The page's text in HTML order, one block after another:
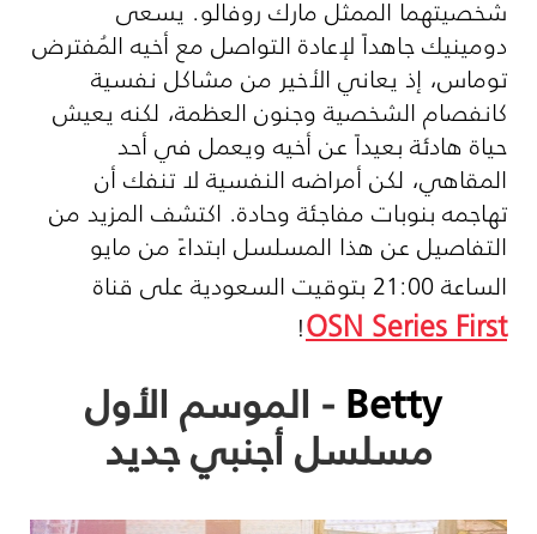
شخصيتهما الممثل مارك روفالو. يسعى
دومينيك جاهداً لإعادة التواصل مع أخيه المُفترض
توماس، إذ يعاني الأخير من مشاكل نفسية
كانفصام الشخصية وجنون العظمة، لكنه يعيش
حياة هادئة بعيداً عن أخيه ويعمل في أحد
المقاهي، لكن أمراضه النفسية لا تنفك أن
تهاجمه بنوبات مفاجئة وحادة. اكتشف المزيد من
التفاصيل عن هذا المسلسل ابتداءً من مايو
الساعة 21:00 بتوقيت السعودية على قناة
OSN Series First
!
Betty- الموسم الأول
مسلسل أجنبي جديد